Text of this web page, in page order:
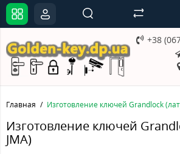
+38
Главная Изготовление ключей Grandlock
Изготовление ключей
JMA)